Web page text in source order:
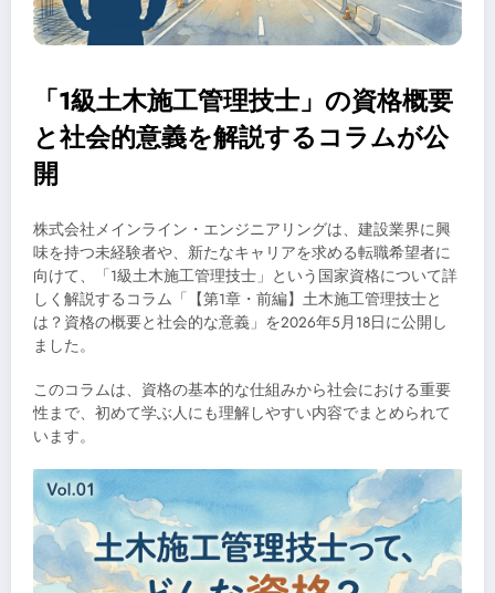
「1級土木施工管理技士」の資格概要
と社会的意義を解説するコラムが公
開
株式会社メインライン・エンジニアリングは、建設業界に興
味を持つ未経験者や、新たなキャリアを求める転職希望者に
向けて、「1級土木施工管理技士」という国家資格について詳
しく解説するコラム「【第1章・前編】土木施工管理技士と
は？資格の概要と社会的な意義」を2026年5月18日に公開し
ました。
このコラムは、資格の基本的な仕組みから社会における重要
性まで、初めて学ぶ人にも理解しやすい内容でまとめられて
います。